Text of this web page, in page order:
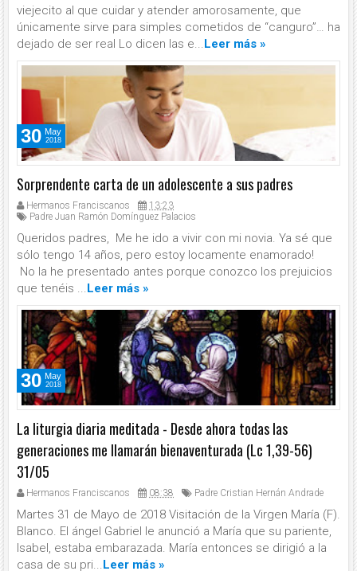
viejecito al que cuidar y atender amorosamente, que
únicamente sirve para simples cometidos de “canguro”… ha
dejado de ser real Lo dicen las e...Leer más »
Sorprendente carta de un adolescente a sus padres
Hermanos Franciscanos
13:23
Padre Juan Ramón Domínguez Palacios
Queridos padres, Me he ido a vivir con mi novia. Ya sé que
sólo tengo 14 años, pero estoy locamente enamorado!
No la he presentado antes porque conozco los prejuicios
que tenéis ...Leer más »
30 May
2018
La liturgia diaria meditada - Desde ahora todas las
generaciones me llamarán bienaventurada (Lc 1,39-56)
31/05
Hermanos Franciscanos 08:38 Padre Cristian Hernán Andrade
Martes 31 de Mayo de 2018 Visitación de la Virgen María (F).
Blanco. El ángel Gabriel le anunció a María que su pariente,
Isabel, estaba embarazada. María entonces se dirigió a la
casa de su pri...Leer más »
30 May
2018